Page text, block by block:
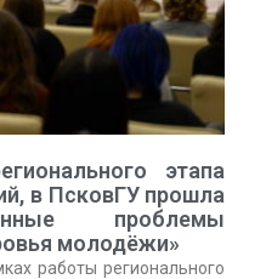
этапа
в ПсковГУ прошла
проблемы
молодёжи»
работы регионального